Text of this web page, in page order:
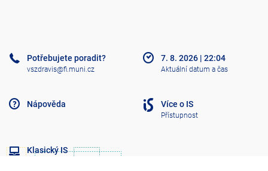
A
Potřebujete poradit?
vszdravis@fi.muni.cz
Nápověda
Klasický IS
7. 8. 2026 | 22:04
Aktuální datum a čas
Více o IS
Přístupnost